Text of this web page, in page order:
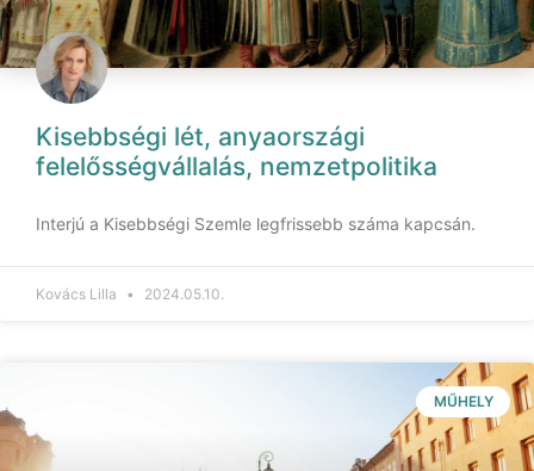
Kisebbségi lét, anyaországi
felelősségvállalás, nemzetpolitika
Interjú a Kisebbségi Szemle legfrissebb száma kapcsán.
Kovács Lilla 2024.05.10.
MŰHELY